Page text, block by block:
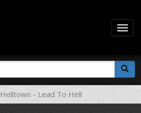
Helltown - Lead To Hell